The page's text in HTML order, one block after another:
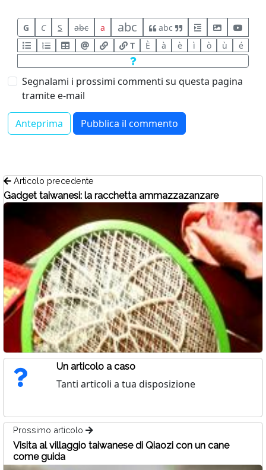
G C S abc a abc
abc
T
È à è ì ò ù é
Segnalami i prossimi commenti su questa pagina
tramite e-mail
Articolo precedente
Gadget taiwanesi: la racchetta ammazzazanzare
Un articolo a caso
Tanti articoli a tua disposizione
Prossimo articolo
Visita al villaggio taiwanese di Qiaozi con un cane
come guida